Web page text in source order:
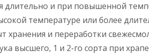
длительно и при повышенной
температуре или более
хранения и переработки
высшего, 1 и 2-го сорта при